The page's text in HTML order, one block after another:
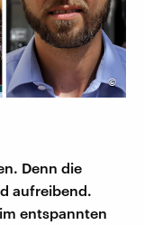
©
Denn die
aufreibend.
entspannten